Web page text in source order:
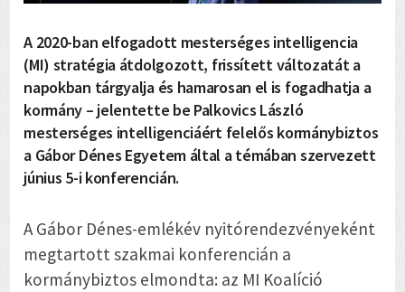
A 2020-ban elfogadott mesterséges intelligencia
(MI) stratégia átdolgozott, frissített változatát a
napokban tárgyalja és hamarosan el is fogadhatja a
kormány – jelentette be Palkovics László
mesterséges intelligenciáért felelős kormánybiztos
a Gábor Dénes Egyetem által a témában szervezett
június 5-i konferencián.
A Gábor Dénes-emlékév nyitórendezvényeként
megtartott szakmai konferencián a
kormánybiztos elmondta: az MI Koalíció